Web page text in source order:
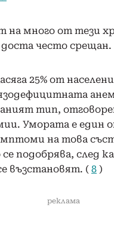
на много от тези
често срещан.
25% от
тип,
Умората е един
на това
подобрява, след
възстановят. ( 8 )
реклама